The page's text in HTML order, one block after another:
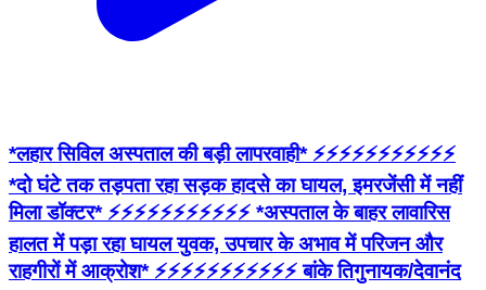
*लहार सिविल अस्पताल की बड़ी लापरवाही* ⚡⚡⚡⚡⚡⚡⚡⚡⚡⚡⚡
*दो घंटे तक तड़पता रहा सड़क हादसे का घायल, इमरजेंसी में नहीं
मिला डॉक्टर* ⚡⚡⚡⚡⚡⚡⚡⚡⚡⚡⚡ *अस्पताल के बाहर लावारिस
हालत में पड़ा रहा घायल युवक, उपचार के अभाव में परिजन और
राहगीरों में आक्रोश* ⚡⚡⚡⚡⚡⚡⚡⚡⚡⚡⚡ बांके तिगुनायक/देवानंद